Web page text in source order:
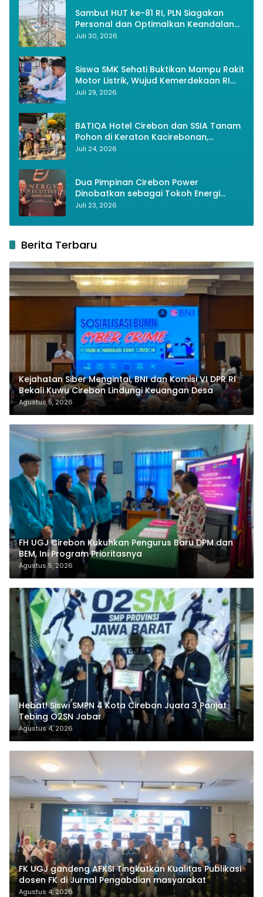
Sambut HUT ke-81 RI, PLN Siagakan
Personal dan Optimalkan Keandalan
Instalasi Transmisi
Juli 30, 2026
Siswa SMK Sehati Buktikan Mampu Rakit
Motor Listrik, Wujud Kemerdekaan RI
Melalui Inovasi dan Kemandirian
Juli 29, 2026
BATIQA Hotel Cirebon dan SSIA Tanam
Pohon di Keraton Kacirebonan,
Lestarikan Budaya dan Lingkungan
Juli 24, 2026
Dua Pimpinan Cirebon Power
Dinobatkan sebagai Tokoh Energi
Berkelanjutan 2026
Juli 23, 2026
Berita Terbaru
Kejahatan Siber Mengintai, BNI dan Komisi VI DPR RI
Bekali Kuwu Cirebon Lindungi Keuangan Desa
Agustus 5, 2026
FH UGJ Cirebon Kukuhkan Pengurus Baru DPM dan
BEM, Ini Program Prioritasnya
Agustus 5, 2026
Hebat! Siswi SMPN 4 Kota Cirebon Juara 3 Panjat
Tebing O2SN Jabar
Agustus 4, 2026
FK UGJ gandeng AFKSI Tingkatkan Kualitas Publikasi
dosen FK di Jurnal Pengabdian masyarakat
Agustus 4, 2026